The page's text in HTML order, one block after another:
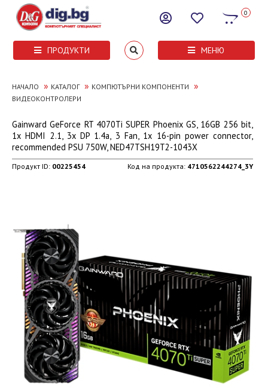
0
ПРОДУКТИ МЕНЮ
НАЧАЛО » КАТАЛОГ » КОМПЮТЪРНИ КОМПОНЕНТИ »
ВИДЕОКОНТРОЛЕРИ
Gainward GeForce RT 4070Ti SUPER Phoenix GS, 16GB 256 bit,
1x HDMI 2.1, 3x DP 1.4a, 3 Fan, 1x 16-pin power connector,
recommended PSU 750W, NED47TSH19T2-1043X
Продукт ID: 00225454 Код на продукта: 4710562244274_3Y